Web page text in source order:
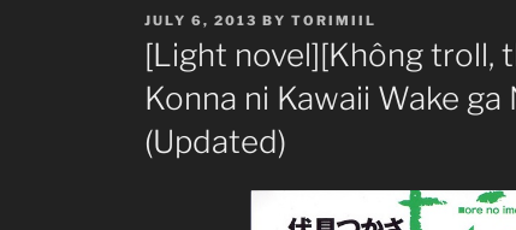
POSTED
ON
JULY 6, 2013 BY TORIMIIL
[Light novel][Không troll,
Konna ni Kawaii Wake
(Updated)